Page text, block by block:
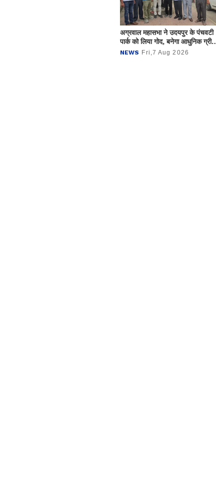
अग्रवाल महासभा ने उदयपुर के पंचवटी
पार्क को लिया गोद, बनेगा आधुनिक ग्रीन
जोन
NEWS Fri,7 Aug 2026